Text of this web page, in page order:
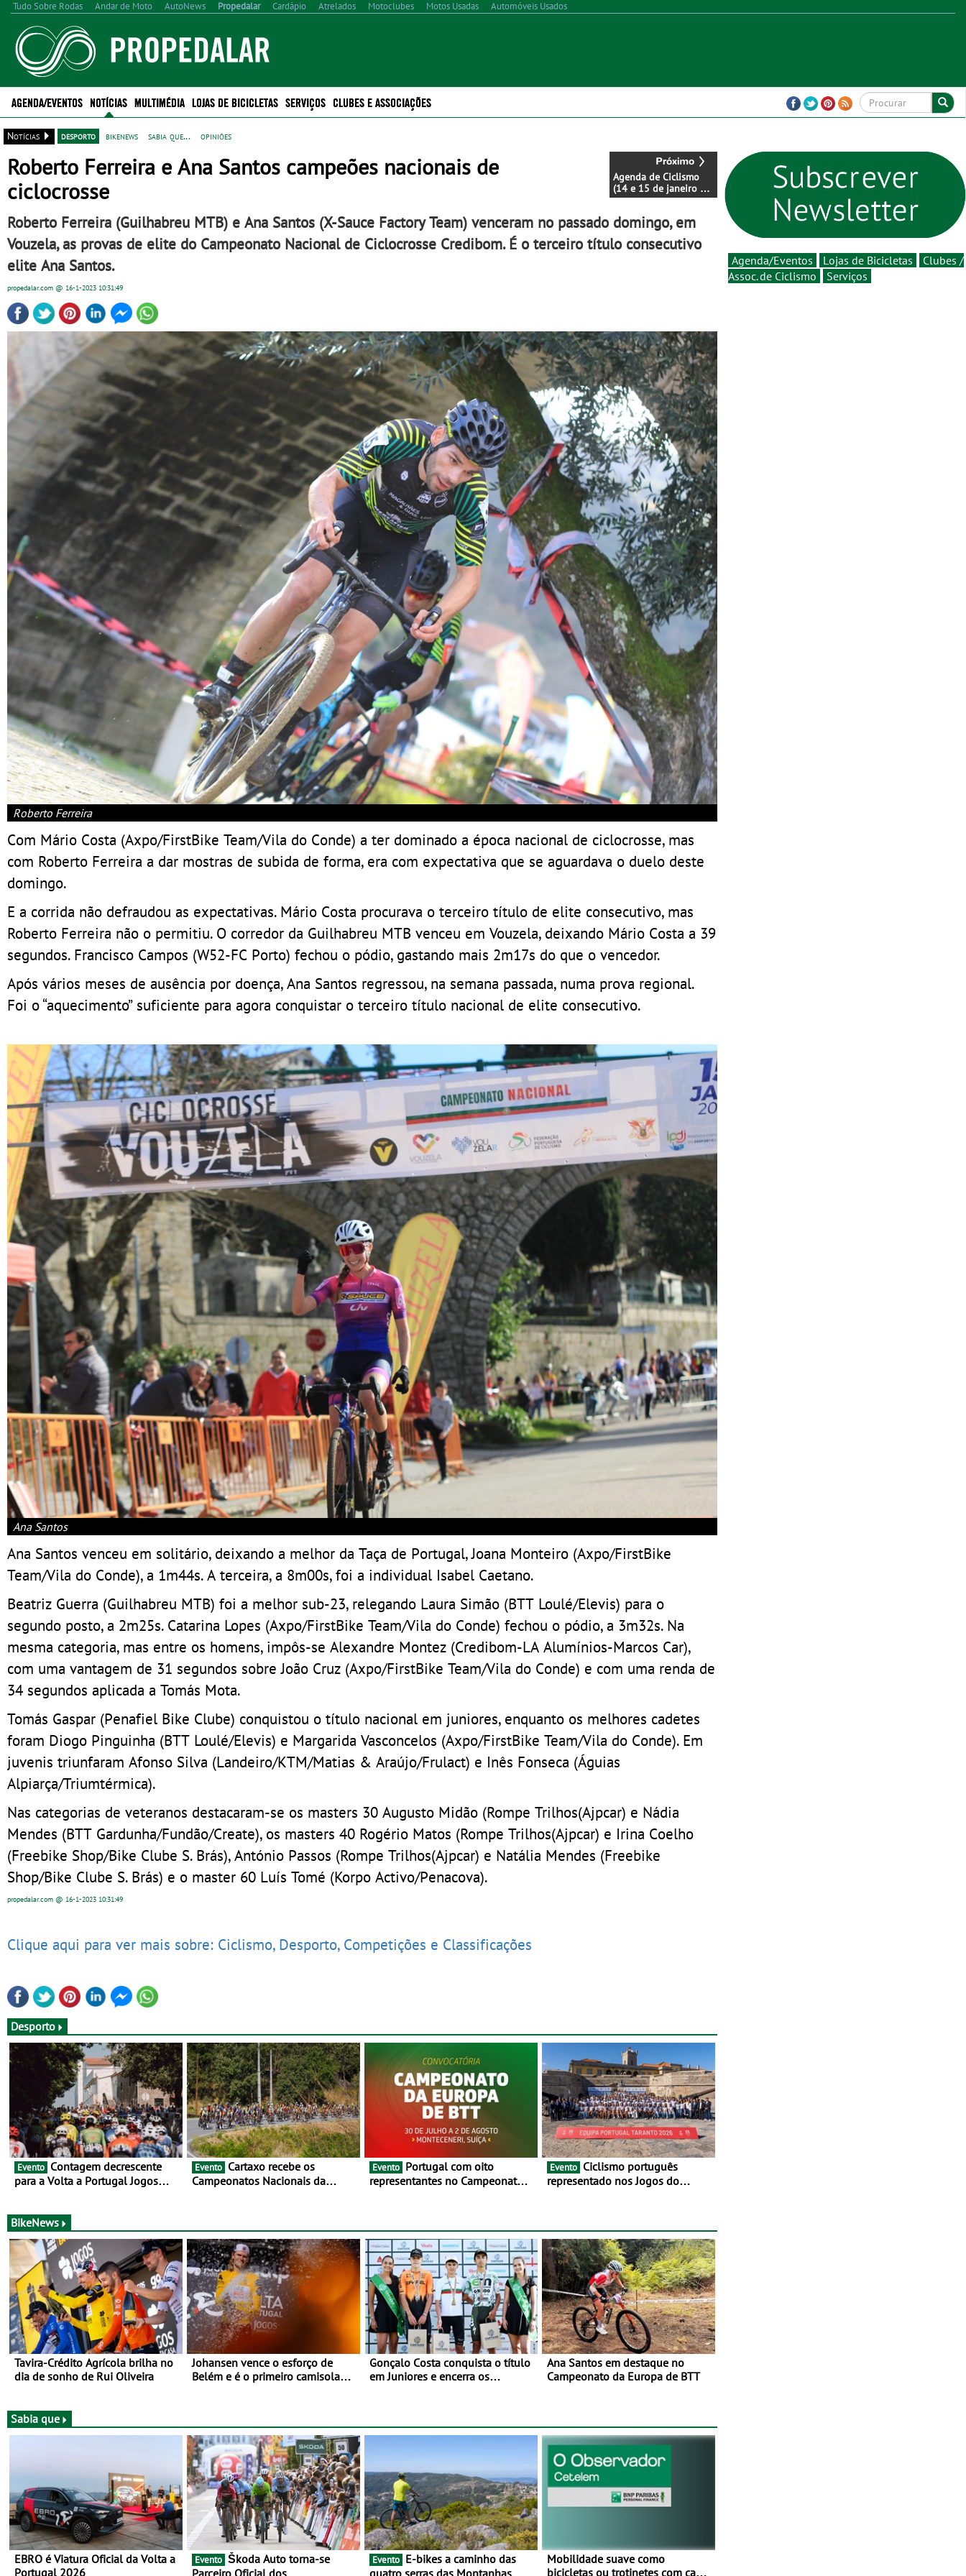
Tudo Sobre Rodas Andar de Moto AutoNews Propedalar Cardápio Atrelados Motoclubes Motos Usadas Automóveis Usados
AGENDA/EVENTOS NOTÍCIAS MULTIMÉDIA LOJAS DE BICICLETAS SERVIÇOS CLUBES E ASSOCIAÇÕES
Notícias desporto bikenews sabia que... opiniões
Agenda de Ciclismo
(14 e 15 de janeiro de
2023)
Roberto Ferreira e Ana Santos campeões nacionais de
ciclocrosse
Roberto Ferreira (Guilhabreu MTB) e Ana Santos (X-Sauce Factory Team) venceram no passado domingo, em
Vouzela, as provas de elite do Campeonato Nacional de Ciclocrosse Credibom. É o terceiro título consecutivo
elite Ana Santos.
propedalar.com @ 16-1-2023 10:31:49
Roberto Ferreira
Com Mário Costa (Axpo/FirstBike Team/Vila do Conde) a ter dominado a época nacional de ciclocrosse, mas
com Roberto Ferreira a dar mostras de subida de forma, era com expectativa que se aguardava o duelo deste
domingo.
E a corrida não defraudou as expectativas. Mário Costa procurava o terceiro título de elite consecutivo, mas
Roberto Ferreira não o permitiu. O corredor da Guilhabreu MTB venceu em Vouzela, deixando Mário Costa a 39
segundos. Francisco Campos (W52-FC Porto) fechou o pódio, gastando mais 2m17s do que o vencedor.
Após vários meses de ausência por doença, Ana Santos regressou, na semana passada, numa prova regional.
Foi o “aquecimento” suficiente para agora conquistar o terceiro título nacional de elite consecutivo.
Ana Santos
Ana Santos venceu em solitário, deixando a melhor da Taça de Portugal, Joana Monteiro (Axpo/FirstBike
Team/Vila do Conde), a 1m44s. A terceira, a 8m00s, foi a individual Isabel Caetano.
Beatriz Guerra (Guilhabreu MTB) foi a melhor sub-23, relegando Laura Simão (BTT Loulé/Elevis) para o
segundo posto, a 2m25s. Catarina Lopes (Axpo/FirstBike Team/Vila do Conde) fechou o pódio, a 3m32s. Na
mesma categoria, mas entre os homens, impôs-se Alexandre Montez (Credibom-LA Alumínios-Marcos Car),
com uma vantagem de 31 segundos sobre João Cruz (Axpo/FirstBike Team/Vila do Conde) e com uma renda de
34 segundos aplicada a Tomás Mota.
Tomás Gaspar (Penafiel Bike Clube) conquistou o título nacional em juniores, enquanto os melhores cadetes
foram Diogo Pinguinha (BTT Loulé/Elevis) e Margarida Vasconcelos (Axpo/FirstBike Team/Vila do Conde). Em
juvenis triunfaram Afonso Silva (Landeiro/KTM/Matias & Araújo/Frulact) e Inês Fonseca (Águias
Alpiarça/Triumtérmica).
Nas categorias de veteranos destacaram-se os masters 30 Augusto Midão (Rompe Trilhos(Ajpcar) e Nádia
Mendes (BTT Gardunha/Fundão/Create), os masters 40 Rogério Matos (Rompe Trilhos(Ajpcar) e Irina Coelho
(Freebike Shop/Bike Clube S. Brás), António Passos (Rompe Trilhos(Ajpcar) e Natália Mendes (Freebike
Shop/Bike Clube S. Brás) e o master 60 Luís Tomé (Korpo Activo/Penacova).
propedalar.com @ 16-1-2023 10:31:49
Clique aqui para ver mais sobre: Ciclismo, Desporto, Competições e Classificações
Desporto
Evento
para a Volta a Portugal Jogos
Evento
Campeonatos Nacionais da
Evento
representantes no Campeonato
Evento
representado nos Jogos do
BikeNews
Tavira-Crédito Agrícola brilha no
dia de sonho de Rui Oliveira
Johansen vence o esforço de
Belém e é o primeiro camisola
Gonçalo Costa conquista o título
em Juniores e encerra os
Ana Santos em destaque no
Campeonato da Europa de BTT
Sabia que
EBRO é Viatura Oficial da Volta a
Portugal 2026
Evento Evento
Mobilidade suave como
bicicletas ou trotinetes com cada
Agenda/Eventos Lojas de Bicicletas
Clubes /
Assoc. de Ciclismo
Serviços